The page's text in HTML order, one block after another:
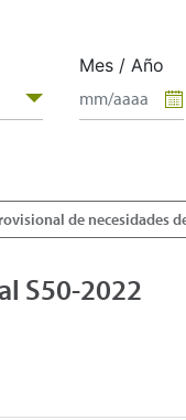
Mes / Año
de necesidades
S50-2022